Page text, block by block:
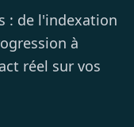
: de l'indexation
à
réel sur vos